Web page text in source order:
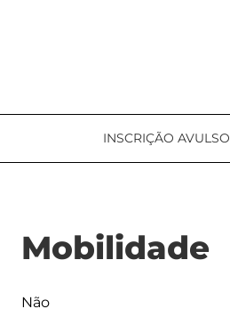
INSCRIÇÃO AVULSO
Mobilidade
Não